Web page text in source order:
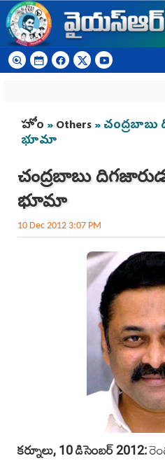
Skip to main content
You are here
హోం »Others»
భూమా
చంద్రబాబు
భూమా
10 Dec 2012 3:07 PM
కర్నూలు, 10 డిసెంబర్‌ 2012: